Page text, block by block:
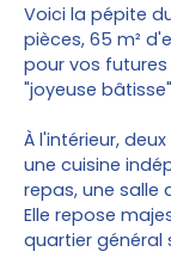
Voici la pépite
pièces, 65 m²
pour vos
"joyeuse
À l'intérieur,
une cuisine
repas, une salle
Elle repose
quartier général